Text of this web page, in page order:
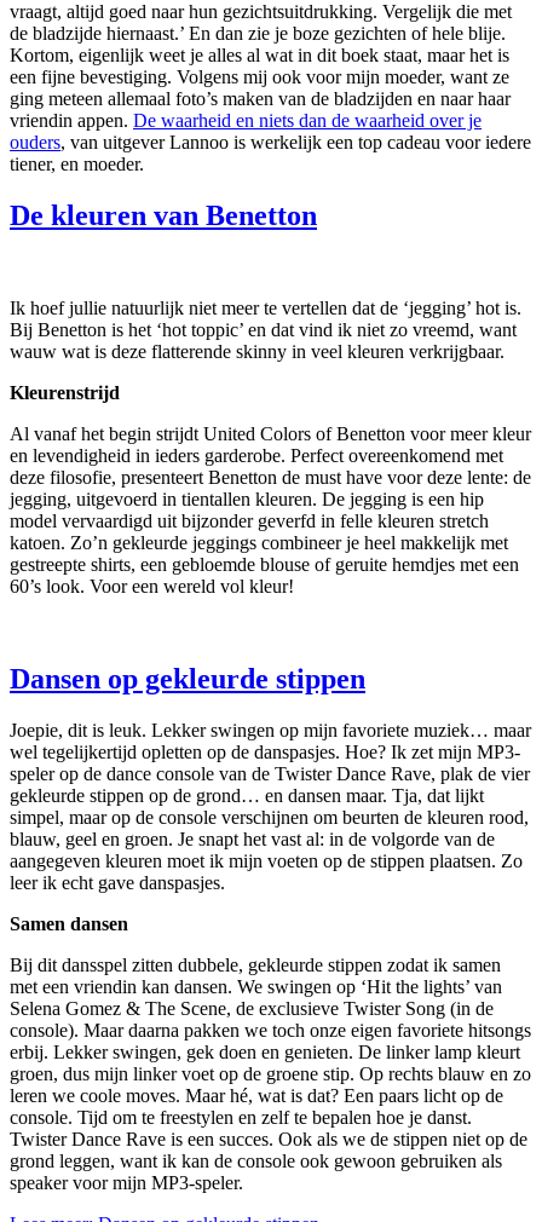
vraagt, altijd goed naar hun gezichtsuitdrukking. Vergelijk die met
de bladzijde hiernaast.’ En dan zie je boze gezichten of hele blije.
Kortom, eigenlijk weet je alles al wat in dit boek staat, maar het is
een fijne bevestiging. Volgens mij ook voor mijn moeder, want ze
ging meteen allemaal foto’s maken van de bladzijden en naar haar
vriendin appen. De waarheid en niets dan de waarheid over je
ouders, van uitgever Lannoo is werkelijk een top cadeau voor iedere
tiener, en moeder.
De kleuren van Benetton
Ik hoef jullie natuurlijk niet meer te vertellen dat de ‘jegging’ hot is.
Bij Benetton is het ‘hot toppic’ en dat vind ik niet zo vreemd, want
wauw wat is deze flatterende skinny in veel kleuren verkrijgbaar.
Kleurenstrijd
Al vanaf het begin strijdt United Colors of Benetton voor meer kleur
en levendigheid in ieders garderobe. Perfect overeenkomend met
deze filosofie, presenteert Benetton de must have voor deze lente: de
jegging, uitgevoerd in tientallen kleuren. De jegging is een hip
model vervaardigd uit bijzonder geverfd in felle kleuren stretch
katoen. Zo’n gekleurde jeggings combineer je heel makkelijk met
gestreepte shirts, een gebloemde blouse of geruite hemdjes met een
60’s look. Voor een wereld vol kleur!
Dansen op gekleurde stippen
Joepie, dit is leuk. Lekker swingen op mijn favoriete muziek… maar
wel tegelijkertijd opletten op de danspasjes. Hoe? Ik zet mijn MP3-
speler op de dance console van de Twister Dance Rave, plak de vier
gekleurde stippen op de grond… en dansen maar. Tja, dat lijkt
simpel, maar op de console verschijnen om beurten de kleuren rood,
blauw, geel en groen. Je snapt het vast al: in de volgorde van de
aangegeven kleuren moet ik mijn voeten op de stippen plaatsen. Zo
leer ik echt gave danspasjes.
Samen dansen
Bij dit dansspel zitten dubbele, gekleurde stippen zodat ik samen
met een vriendin kan dansen. We swingen op ‘Hit the lights’ van
Selena Gomez & The Scene, de exclusieve Twister Song (in de
console). Maar daarna pakken we toch onze eigen favoriete hitsongs
erbij. Lekker swingen, gek doen en genieten. De linker lamp kleurt
groen, dus mijn linker voet op de groene stip. Op rechts blauw en zo
leren we coole moves. Maar hé, wat is dat? Een paars licht op de
console. Tijd om te freestylen en zelf te bepalen hoe je danst.
Twister Dance Rave is een succes. Ook als we de stippen niet op de
grond leggen, want ik kan de console ook gewoon gebruiken als
speaker voor mijn MP3-speler.